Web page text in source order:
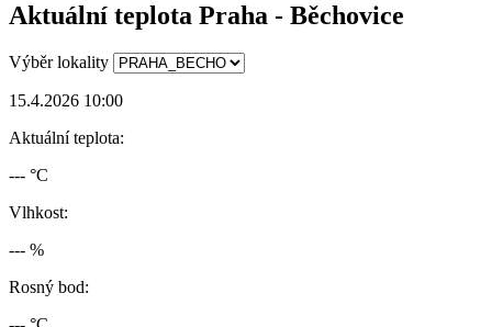
Aktuální teplota Praha - Běchovice
Výběr lokality
15.4.2026 10:00
Aktuální teplota:
--- °C
Vlhkost:
--- %
Rosný bod: